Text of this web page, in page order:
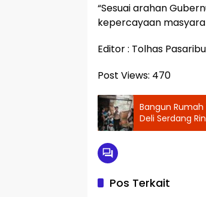
“Sesuai arahan
kepercayaan
Editor : Tolhas Pasaribu
Post Views: 470
Bangun Rumah
Deli Serdang
Pos Terkait